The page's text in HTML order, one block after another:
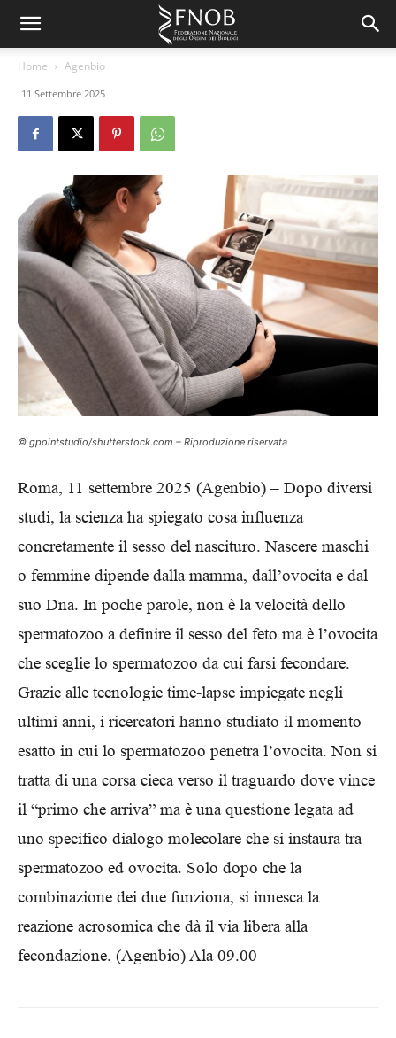
Home Agenbio
11 Settembre 2025
© gpointstudio/shutterstock.com – Riproduzione riservata
Roma, 11 settembre 2025 (Agenbio) – Dopo diversi
studi, la scienza ha spiegato cosa influenza
concretamente il sesso del nascituro. Nascere maschi
o femmine dipende dalla mamma, dall’ovocita e dal
suo Dna. In poche parole, non è la velocità dello
spermatozoo a definire il sesso del feto ma è l’ovocita
che sceglie lo spermatozoo da cui farsi fecondare.
Grazie alle tecnologie time-lapse impiegate negli
ultimi anni, i ricercatori hanno studiato il momento
esatto in cui lo spermatozoo penetra l’ovocita. Non si
tratta di una corsa cieca verso il traguardo dove vince
il “primo che arriva” ma è una questione legata ad
uno specifico dialogo molecolare che si instaura tra
spermatozoo ed ovocita. Solo dopo che la
combinazione dei due funziona, si innesca la
reazione acrosomica che dà il via libera alla
fecondazione. (Agenbio) Ala 09.00